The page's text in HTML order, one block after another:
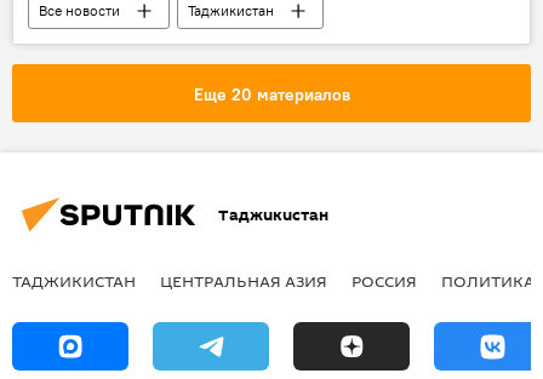
Все новости
Таджикистан
Промышленность
Новости Душанбе
Еще 20 материалов
Таджикистан
ТАДЖИКИСТАН ЦЕНТРАЛЬНАЯ АЗИЯ РОССИЯ ПОЛИТИКА